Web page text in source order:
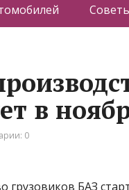
в
0